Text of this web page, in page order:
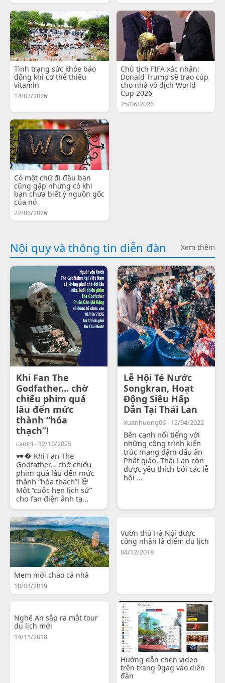
Tình trạng sức khỏe báo
động khi cơ thể thiếu
vitamin
14/07/2026
Chủ tịch FIFA xác nhận:
Donald Trump sẽ trao cúp
cho nhà vô địch World
Cup 2026
25/06/2026
Có một chữ đi đâu bạn
cũng gặp nhưng có khi
bạn chưa biết ý nguồn gốc
của nó
22/06/2026
Nội quy và thông tin diễn đàn Xem thêm
Khi Fan The
Godfather… chờ
chiếu phim quá
lâu đến mức
thành “hóa
thạch”!
caotri - 12/10/2025
🕶� Khi Fan The
Godfather… chờ chiếu
phim quá lâu đến mức
thành “hóa thạch”! 💀
Một “cuộc hẹn lịch sử”
cho fan điện ảnh tạ...
Lễ Hội Té Nước
Songkran, Hoạt
Động Siêu Hấp
Dẫn Tại Thái Lan
Xuanhuong06 - 12/04/2022
Bên cạnh nổi tiếng với
những công trình kiến
trúc mang đậm dấu ấn
Phật giáo, Thái Lan còn
được yêu thích bởi các lễ
hội ...
Mem mới chào cả nhà
10/04/2019
Vườn thú Hà Nội được
công nhận là điểm du lịch
04/12/2018
Nghệ An sắp ra mắt tour
du lịch mới
14/11/2018
Hướng dẫn chèn video
trên trang 9gag vào diễn
đàn